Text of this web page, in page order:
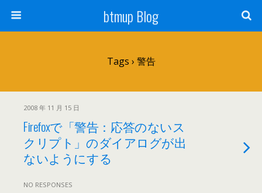
btmup Blog
Tags › 警告
2008 年 11 月 15 日
Firefoxで「警告：応答のないス
クリプト」のダイアログが出
ないようにする
NO RESPONSES